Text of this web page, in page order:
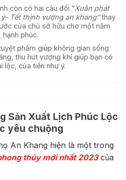
còn có hai câu đối “Xuân phát
Tết thịnh vượng an khang”thay
của chủ sở hữu cho một năm
hạnh phúc.
phẩm giúp không gian sống
thu hút vượng khí giúp bạn có
lộc, của tiền như ý.
Sản Xuất Lịch Phúc Lộc
yêu chuộng
An Khang hiện là một trong
thủy mới nhất 2023của